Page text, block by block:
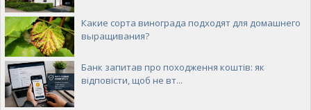
Какие сорта винограда подходят для домашнего
выращивания?
Банк запитав про походження коштів: як
відповісти, щоб не вт...